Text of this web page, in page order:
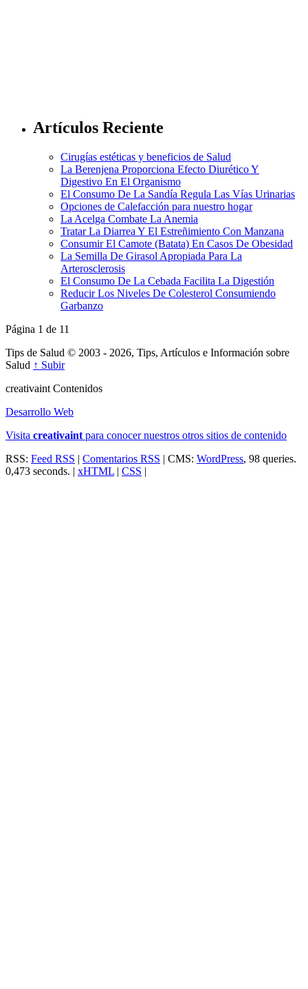
Artículos Reciente
Cirugías estéticas y beneficios de Salud
La Berenjena Proporciona Efecto Diurético Y
Digestivo En El Organismo
El Consumo De La Sandía Regula Las Vías Urinarias
Opciones de Calefacción para nuestro hogar
La Acelga Combate La Anemia
Tratar La Diarrea Y El Estreñimiento Con Manzana
Consumir El Camote (Batata) En Casos De Obesidad
La Semilla De Girasol Apropiada Para La
Arterosclerosis
El Consumo De La Cebada Facilita La Digestión
Reducir Los Niveles De Colesterol Consumiendo
Garbanzo
Página 1 de 11
Tips de Salud © 2003 - 2026, Tips, Artículos e Información sobre
Salud ↑ Subir
creativaint Contenidos
Desarrollo Web
Visita creativaint para conocer nuestros otros sitios de contenido
RSS: Feed RSS | Comentarios RSS | CMS: WordPress, 98 queries.
0,473 seconds. | xHTML | CSS |